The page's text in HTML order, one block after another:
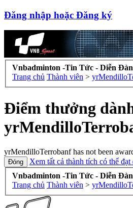
Đăng nhập hoặc Đăng ký
Vnbadminton -Tin Tức - Diễn
Trang chủ Thành viên >
Điểm thưởng
yrMendilloTerrobanf has not been
Xem tất cả thành tích có thể đạt
Vnbadminton -Tin Tức - Diễn
Trang chủ Thành viên >